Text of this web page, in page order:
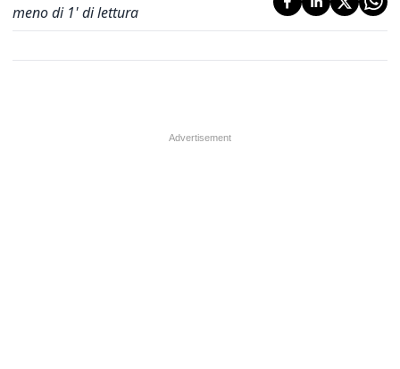
meno di 1' di lettura